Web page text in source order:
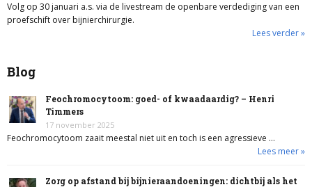
Volg op 30 januari a.s. via de livestream de openbare verdediging van een
proefschift over bijnierchirurgie.
Lees verder »
Blog
Feochromocytoom: goed- of kwaadaardig? – Henri
Timmers
17 november 2025
Feochromocytoom zaait meestal niet uit en toch is een agressieve …
Lees meer »
Zorg op afstand bij bijnieraandoeningen: dichtbij als het